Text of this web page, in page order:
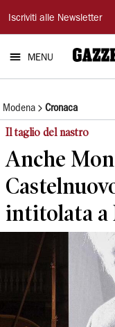
Gazzetta
di
Modena
Iscriviti alle Newsletter
MENU
Modena Cronaca
Il taglio del nastro
Anche
intitolata a